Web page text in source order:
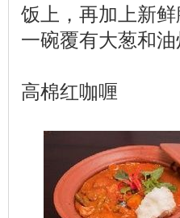
饭上，再加上新
一碗覆有大葱和油
高棉红咖喱